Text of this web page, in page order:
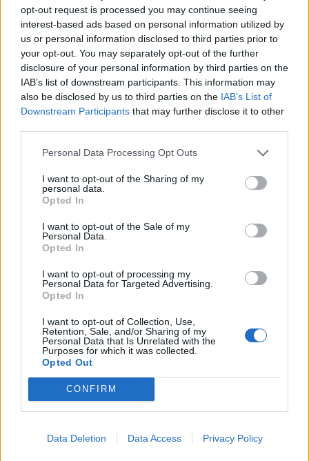
opt-out request is processed you may continue seeing
interest-based ads based on personal information utilized by
us or personal information disclosed to third parties prior to
your opt-out. You may separately opt-out of the further
disclosure of your personal information by third parties on the
IAB’s list of downstream participants. This information may
also be disclosed by us to third parties on the IAB’s List of
Downstream Participants that may further disclose it to other
Personal Data Processing Opt Outs
I want to opt-out of the Sharing of my
personal data.
Opted In
I want to opt-out of the Sale of my
Personal Data.
Opted In
I want to opt-out of processing my
Personal Data for Targeted Advertising.
Opted In
I want to opt-out of Collection, Use,
Retention, Sale, and/or Sharing of my
Personal Data that Is Unrelated with the
Purposes for which it was collected.
Opted Out
CONFIRM
Data Deletion Data Access Privacy Policy
00:00
Leonardo Maria Del Vecchio dall'ex compagna
in ospedale. Le dichiarazioni ai giornalisti